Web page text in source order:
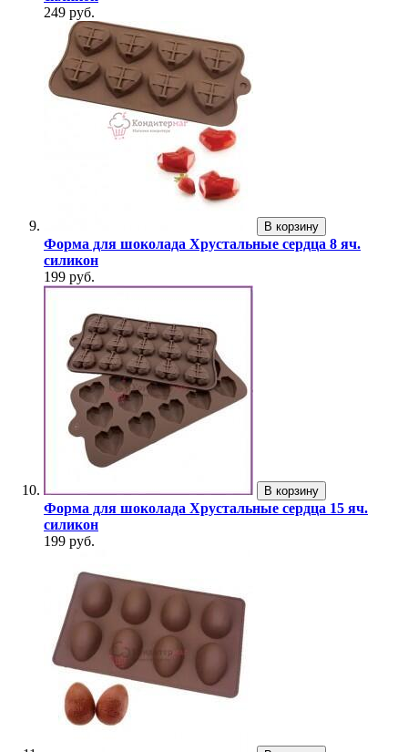
249 руб.
В корзину
Форма для шоколада Хрустальные сердца 8 яч.
силикон
199 руб.
В корзину
Форма для шоколада Хрустальные сердца 15 яч.
силикон
199 руб.